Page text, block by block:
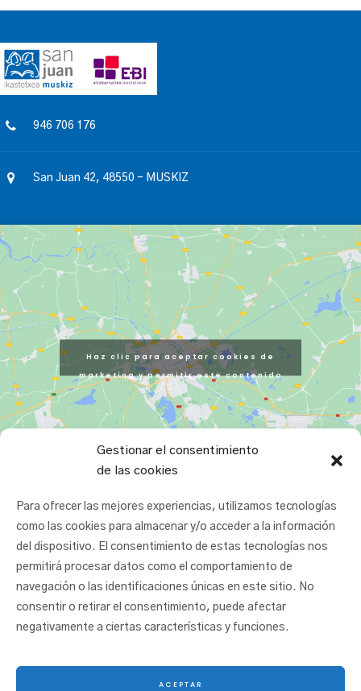
Gestionar el consentimiento
de las cookies
Para ofrecer las mejores experiencias, utilizamos tecnologías
como las cookies para almacenar y/o acceder a la información
del dispositivo. El consentimiento de estas tecnologías nos
permitirá procesar datos como el comportamiento de
navegación o las identificaciones únicas en este sitio. No
consentir o retirar el consentimiento, puede afectar
negativamente a ciertas características y funciones.
ACEPTAR
946 706 176
San Juan 42, 48550 – MUSKIZ
Haz clic para aceptar cookies de
marketing y permitir este contenido